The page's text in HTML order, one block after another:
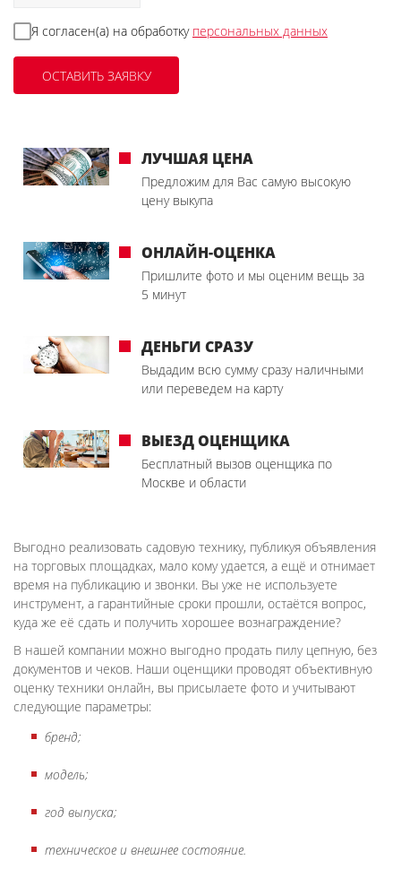
Я согласен(а) на обработку персональных данных
ЛУЧШАЯ ЦЕНА
Предложим для Вас самую высокую
цену выкупа
ОНЛАЙН-ОЦЕНКА
Пришлите фото и мы оценим вещь за
5 минут
ДЕНЬГИ СРАЗУ
Выдадим всю сумму сразу наличными
или переведем на карту
ВЫЕЗД ОЦЕНЩИКА
Бесплатный вызов оценщика по
Москве и области
Выгодно реализовать садовую технику, публикуя объявления
на торговых площадках, мало кому удается, а ещё и отнимает
время на публикацию и звонки. Вы уже не используете
инструмент, а гарантийные сроки прошли, остаётся вопрос,
куда же её сдать и получить хорошее вознаграждение?
В нашей компании можно выгодно продать пилу цепную, без
документов и чеков. Наши оценщики проводят объективную
оценку техники онлайн, вы присылаете фото и учитывают
следующие параметры:
бренд;
модель;
год выпуска;
техническое и внешнее состояние.